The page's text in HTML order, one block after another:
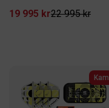
19 995 kr22 995 kr